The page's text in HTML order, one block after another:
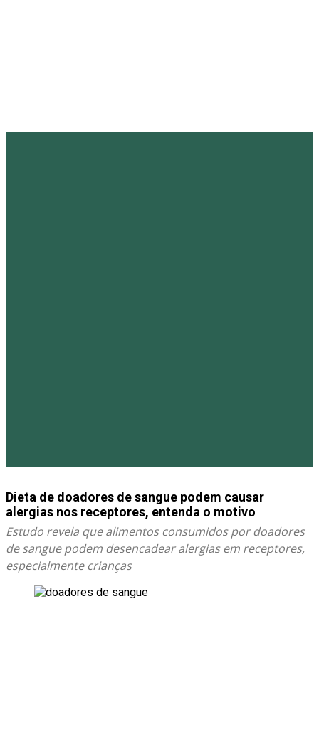
Dieta de doadores de sangue podem causar
alergias nos receptores, entenda o motivo
Estudo revela que alimentos consumidos por doadores
de sangue podem desencadear alergias em receptores,
especialmente crianças